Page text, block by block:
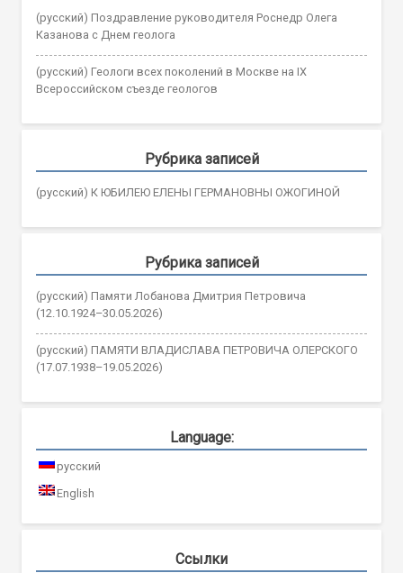
(русский) Поздравление руководителя Роснедр Олега
Казанова с Днем геолога
(русский) Геологи всех поколений в Москве на IX
Всероссийском съезде геологов
Рубрика записей
(русский) К ЮБИЛЕЮ ЕЛЕНЫ ГЕРМАНОВНЫ ОЖОГИНОЙ
Рубрика записей
(русский) Памяти Лобанова Дмитрия Петровича
(12.10.1924–30.05.2026)
(русский) ПАМЯТИ ВЛАДИСЛАВА ПЕТРОВИЧА ОЛЕРСКОГО
(17.07.1938–19.05.2026)
Language:
русский
English
Ссылки